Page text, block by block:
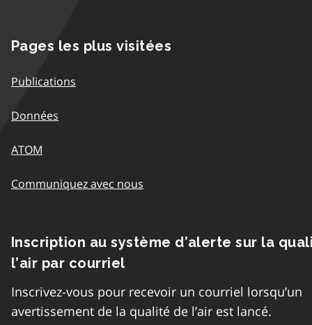
Pages les plus visitées
Publications
Données
ATOM
Communiquez avec nous
Inscription au système d’alerte sur la
l’air par courriel
Inscrivez-vous pour recevoir un courriel lorsqu’un
avertissement de la qualité de l’air est lancé.